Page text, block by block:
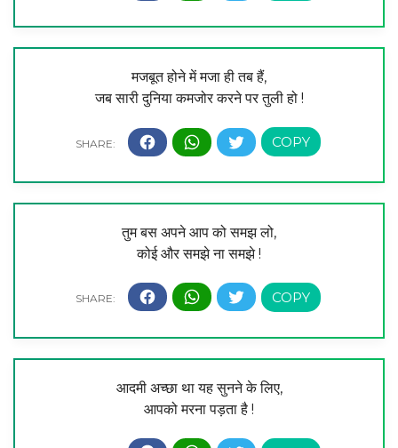
मजबूत होने में मजा ही तब हैं,
जब सारी दुनिया कमजोर करने पर तुली हो !
तुम बस अपने आप को समझ लो,
कोई और समझे ना समझे !
आदमी अच्छा था यह सुनने के लिए,
आपको मरना पड़ता है !